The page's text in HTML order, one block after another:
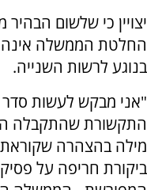
יצויין כי שלשום
החלטת הממשלה אינה
בנוגע לרשות השנייה.
"אני מבקש לעשות
התקשורת שהתקבלה
מילה בהצהרה שקוראת
ביקורת חריפה על